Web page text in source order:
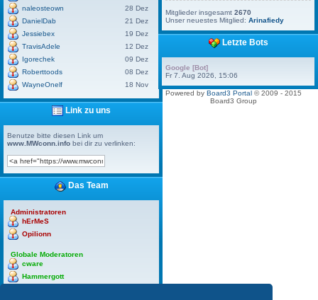
naleosteown
28 Dez
DanielDab
21 Dez
Jessiebex
19 Dez
TravisAdele
12 Dez
Igorechek
09 Dez
Roberttoods
08 Dez
WayneOnelf
18 Nov
Link zu uns
Benutze bitte diesen Link um
www.MWconn.info bei dir zu verlinken:
Das Team
Administratoren
hErMeS
Opilionn
Globale Moderatoren
cware
Hammergott
Mitglieder insgesamt2670
Unser neuestes Mitglied:Arinafiedy
Letzte Bots
Google [Bot]
Fr 7. Aug 2026, 15:06
Powered by Board3 Portal© 2009 - 2015
Board3 Group